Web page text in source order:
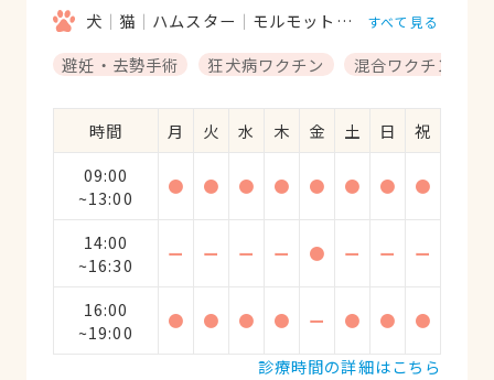
犬
猫 ハムスター モルモット フェレット
すべて見る
避妊・去勢手術 狂犬病ワクチン 混合ワクチン
時間 月 火 水 木 金 土 日
祝
09:00
~13:00
● ● ● ● ● ● ● ●
14:00
~16:30
ー ー ー ー ● ー ー ー
16:00
~19:00
● ● ● ● ー ● ●
●
診療時間の詳細はこちら